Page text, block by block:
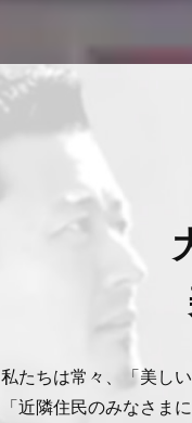
私たちは常々、「美し
「近隣住民のみなさま